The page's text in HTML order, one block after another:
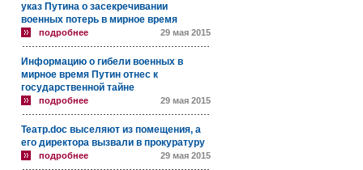
указ Путина о засекречивании
военных потерь в мирное время
подробнее 29 мая 2015
Информацию о гибели военных в
мирное время Путин отнес к
государственной тайне
подробнее 29 мая 2015
Театр.doc выселяют из помещения, а
его директора вызвали в прокуратуру
подробнее 29 мая 2015